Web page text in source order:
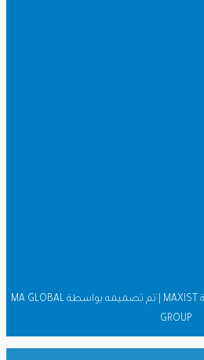
© جميع الحقوق محفوظة لشركة MAXIST | تم تصميمه بواسطة MA GLOBAL
GROUP